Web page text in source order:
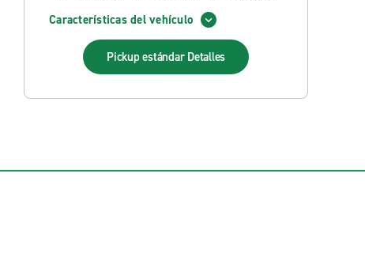
Características del vehículo
Pickup estándar Detalles